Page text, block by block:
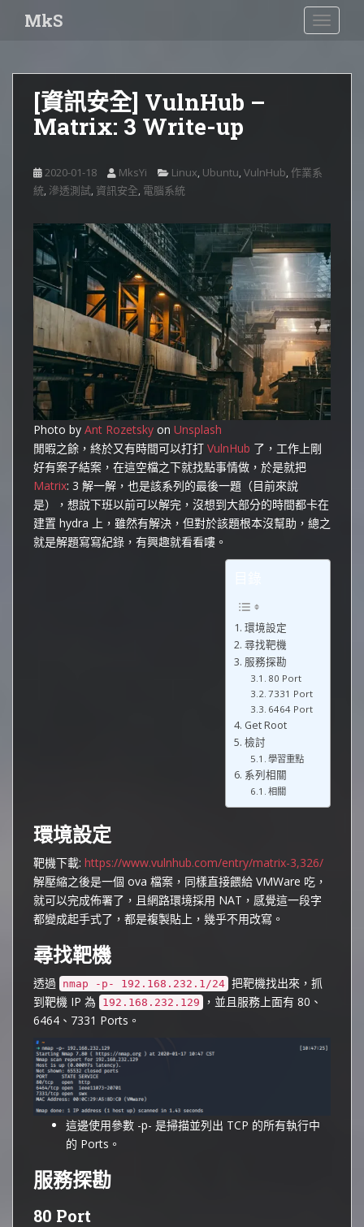
MkS
[資訊安全] VulnHub –
Matrix: 3 Write-up
2020-01-18 MksYi Linux, Ubuntu, VulnHub, 作業系
統, 滲透測試, 資訊安全, 電腦系統
Photo by Ant Rozetsky on Unsplash
閒暇之餘，終於又有時間可以打打 VulnHub 了，工作上剛
好有案子結案，在這空檔之下就找點事情做，於是就把
Matrix: 3 解一解，也是該系列的最後一題（目前來說
是），想說下班以前可以解完，沒想到大部分的時間都卡在
建置 hydra 上，雖然有解決，但對於該題根本沒幫助，總之
就是解題寫寫紀錄，有興趣就看看嘍。
環境設定
尋找靶機
服務探勘
80 Port
7331 Port
6464 Port
Get Root
檢討
學習重點
系列相關
相關
環境設定
靶機下載: https://www.vulnhub.com/entry/matrix-3,326/
解壓縮之後是一個 ova 檔案，同樣直接餵給 VMWare 吃，
就可以完成佈署了，且網路環境採用 NAT，感覺這一段字
都變成起手式了，都是複製貼上，幾乎不用改寫。
尋找靶機
透過 nmap -p- 192.168.232.1/24 把靶機找出來，抓
到靶機 IP 為
192.168.232.129
，並且服務上面有 80、
6464、7331 Ports。
這邊使用參數 -p- 是掃描並列出 TCP 的所有執行中
的 Ports。
服務探勘
80 Port